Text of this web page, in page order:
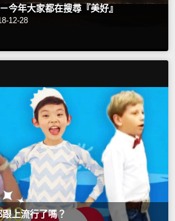
今年大家都在搜尋『美好』
12-28
上流行了嗎？